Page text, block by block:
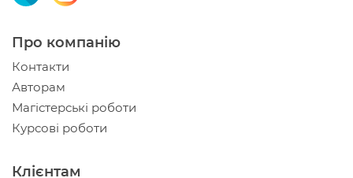
Про компанію
Контакти
Авторам
Магістерські роботи
Курсові роботи
Клієнтам